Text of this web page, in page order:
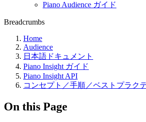
Piano Audience ガイド
Breadcrumbs
Home
Audience
日本語ドキュメント
Piano Insight ガイド
Piano Insight API
コンセプト／手順／ベストプラク
On this Page